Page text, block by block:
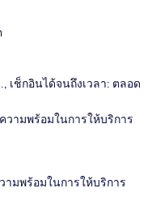
เช็กอินได้จนถึงเวลา: ตลอด
วามพร้อมในการให้บริการ
ามพร้อมในการให้บริการ